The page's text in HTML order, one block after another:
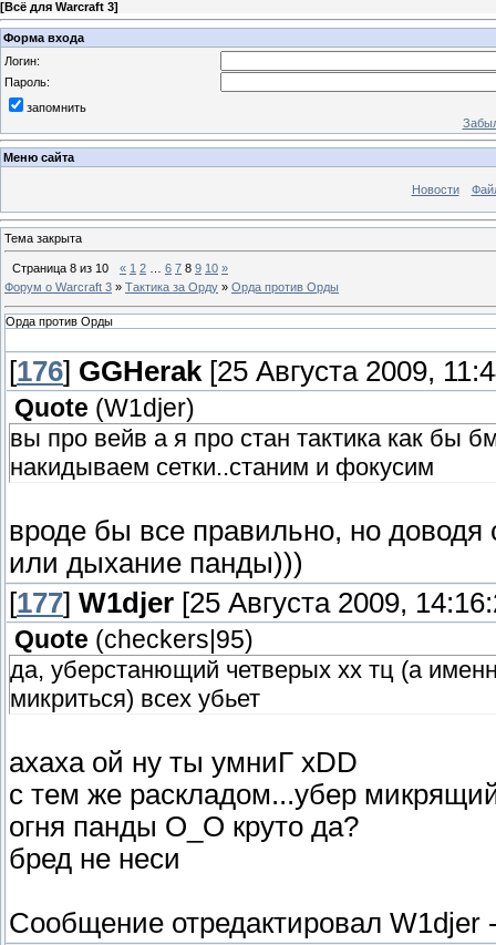
[Всё для Warcraft 3]
Форма входа
Логин:
Пароль:
запомнить
Меню сайта
Новости
Тема закрыта
Страница 8 из 10 « 1 2 6 7 8 9 10 »
Форум о Warcraft 3 » Тактика за Орду » Орда против Орды
Орда против Орды
[176] GGHerak [25 Августа 2009,
Quote (W1djer)
вы про вейв а я про стан тактика как бы
накидываем сетки..станим и фокусим
вроде бы все правильно, но
или дыхание панды)))
[177] W1djer [25 Августа 2009,
Quote (checkers|95)
да, уберстанющий четверых хх тц (а
микриться) всех убьет
ахаха ой ну ты умниГ xDD
с тем же раскладом...убер
огня панды О_О круто да?
бред не неси
Сообщение отредактировал W1djer